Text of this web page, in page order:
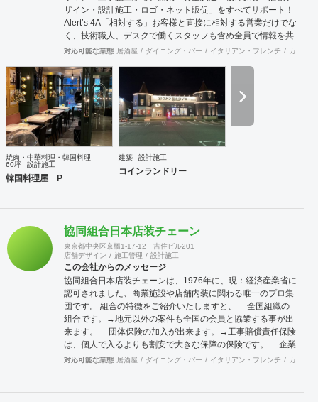
ザイン・設計施工・ロゴ・ネット販促」をすべてサポート！
Alert’s 4A「相対する」お客様と直接に相対する営業だけでな
く、技術職人、デスクで働くスタッフも含め全員で情報を共
有し確かな物を供給します。「歩み寄る」問題解決のために
ですので先ずはご相談下さい。互いに歩み寄りましょう。
「歩き出す」これまでお客様の理想を最後まで形にして歩み
続けて来ました。ここから新しい一歩を共に歩き始めましょ
う。「溢れ出る」希望と活気に満ち溢れたお店に沢山の人が
溢れる事が私共の望む何よりの幸せです。 店舗内装工事・新
築工事・飲食、インドアゴルフ等の店舗開発コンサルタント
／全国47都道府県に多数の加盟拠点あり
対応可能な業態 居酒屋 ダイニング・バー イタリアン・フレンチ カフェ
焼肉・中華料理・韓国料理
60坪
設計施工
韓国料理屋 P
建築 設計施工
コインランドリー
協同組合日本店装チェーン
東京都中央区京橋1-17-12 吉住ビル201
店舗デザイン
施工管理 設計施工
この会社からのメッセージ
協同組合日本店装チェーンは、1976年に、現：経済産業省に
認可されました、商業施設や店舗内装に関わる唯一のプロ集
団です。 組合の特徴をご紹介いたしますと、 全国組織の
組合です。→地元以外の案件も全国の会員と協業する事が出
来ます。 団体保険の加入が出来ます。→工事賠償責任保険
は、個人で入るよりも割安で大きな保障の保険です。 企業
訪問活動（クリニック）→会員企業を訪問し、その強みや仕
より新規開拓の期待が持てます。 これらのことは、全国に点
対応可能な業態 居酒屋 ダイニング・バー イタリアン・フレンチ カフェ